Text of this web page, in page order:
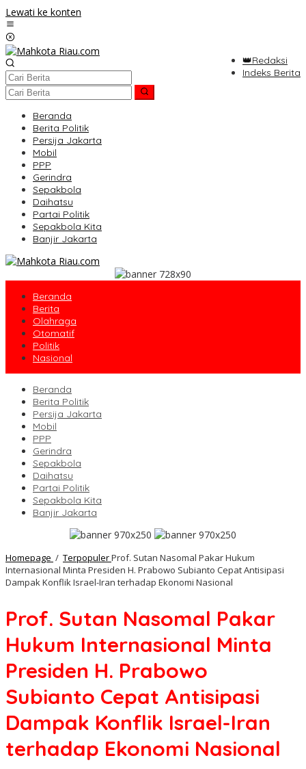
Lewati ke konten
👑Redaksi
Indeks Berita
Beranda
Berita Politik
Persija Jakarta
Mobil
PPP
Gerindra
Sepakbola
Daihatsu
Partai Politik
Sepakbola Kita
Banjir Jakarta
Beranda
Berita
Olahraga
Otomatif
Politik
Nasional
Beranda
Berita Politik
Persija Jakarta
Mobil
PPP
Gerindra
Sepakbola
Daihatsu
Partai Politik
Sepakbola Kita
Banjir Jakarta
Homepage / TerpopulerProf. Sutan Nasomal Pakar Hukum
Internasional Minta Presiden H. Prabowo Subianto Cepat Antisipasi
Dampak Konflik Israel-Iran terhadap Ekonomi Nasional
Prof. Sutan Nasomal Pakar
Hukum Internasional Minta
Presiden H. Prabowo
Subianto Cepat Antisipasi
Dampak Konflik Israel-Iran
terhadap Ekonomi Nasional